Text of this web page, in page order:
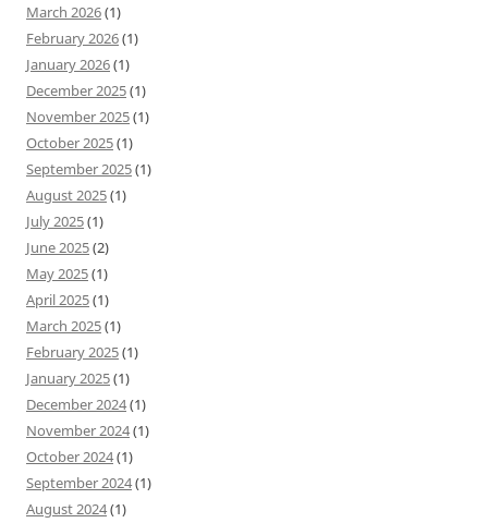
March 2026(1)
February 2026(1)
January 2026(1)
December 2025(1)
November 2025(1)
October 2025(1)
September 2025(1)
August 2025(1)
July 2025(1)
June 2025(2)
May 2025(1)
April 2025(1)
March 2025(1)
February 2025(1)
January 2025(1)
December 2024(1)
November 2024(1)
October 2024(1)
September 2024(1)
August 2024(1)